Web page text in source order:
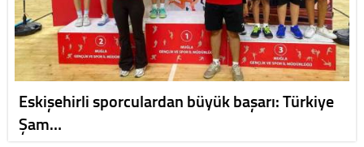
Eskişehirli sporculardan büyük başarı: Türkiye
Şam…